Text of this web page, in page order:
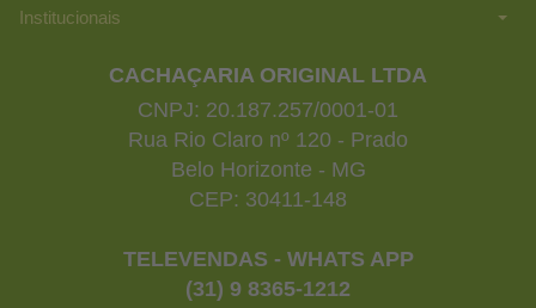
Institucionais
CACHAÇARIA ORIGINAL LTDA
CNPJ: 20.187.257/0001-01
Rua Rio Claro nº 120 - Prado
Belo Horizonte - MG
CEP: 30411-148
TELEVENDAS - WHATS APP
(31) 9 8365-1212